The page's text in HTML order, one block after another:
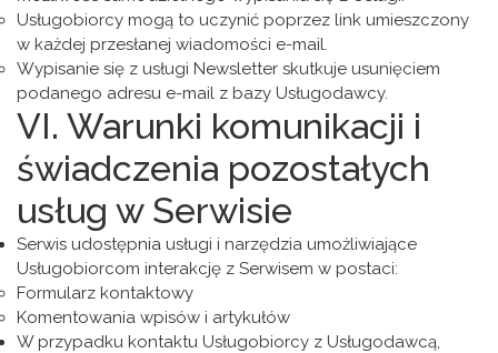
Usługobiorcy mogą to uczynić poprzez link umieszczony
w każdej przesłanej wiadomości e-mail.
Wypisanie się z usługi Newsletter skutkuje usunięciem
podanego adresu e-mail z bazy Usługodawcy.
VI. Warunki komunikacji i
świadczenia pozostałych
usług w Serwisie
Serwis udostępnia usługi i narzędzia umożliwiające
Usługobiorcom interakcję z Serwisem w postaci:
Formularz kontaktowy
Komentowania wpisów i artykułów
W przypadku kontaktu Usługobiorcy z Usługodawcą,